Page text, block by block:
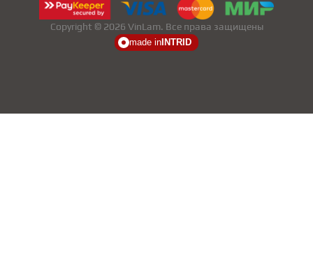
Copyright © 2026 VinLam. Все права защищены
made in INTRID